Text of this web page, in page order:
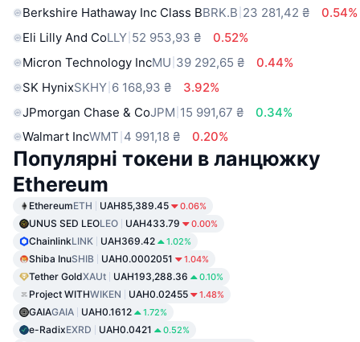
Berkshire Hathaway Inc Class BBRK.B 23 281,42 ₴
0.54%
Eli Lilly And CoLLY 52 953,93 ₴
0.52%
Micron Technology IncMU 39 292,65 ₴
0.44%
SK HynixSKHY 6 168,93 ₴
3.92%
JPmorgan Chase & CoJPM 15 991,67 ₴
0.34%
Walmart IncWMT 4 991,18 ₴ 0.20%
Популярні токени в ланцюжку
Ethereum
EthereumETH UAH85,389.45 0.06%
UNUS SED LEOLEO UAH433.79 0.00%
ChainlinkLINK UAH369.42 1.02%
Shiba InuSHIB UAH0.0002051 1.04%
Tether GoldXAUt UAH193,288.36 0.10%
Project WITHWIKEN UAH0.02455 1.48%
GAIAGAIA UAH0.1612 1.72%
e-RadixEXRD UAH0.0421 0.52%